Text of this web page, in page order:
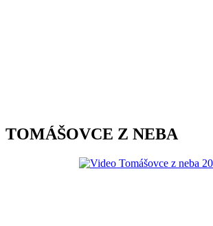
TOMÁŠOVCE Z NEBA